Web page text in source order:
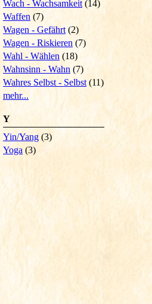
Wach - Wachsamkeit (14)
Waffen (7)
Wagen - Gefährt (2)
Wagen - Riskieren (7)
Wahl - Wählen (18)
Wahnsinn - Wahn (7)
Wahres Selbst - Selbst (11)
mehr...
Y
Yin/Yang (3)
Yoga (3)